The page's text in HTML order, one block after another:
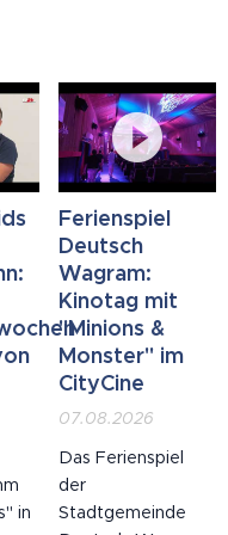
in
Ferienspiel
Deutsch
Wagram:
Kinotag mit
"Minions &
Monster" im
CityCine
07.08.2026
Das Ferienspiel
der
Stadtgemeinde